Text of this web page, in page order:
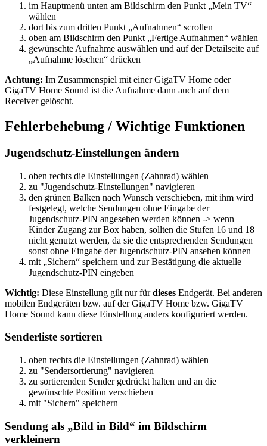
im Hauptmenü unten am Bildschirm den Punkt „Mein TV“
wählen
dort bis zum dritten Punkt „Aufnahmen“ scrollen
oben am Bildschirm den Punkt „Fertige Aufnahmen“ wählen
gewünschte Aufnahme auswählen und auf der Detailseite auf
„Aufnahme löschen“ drücken
Achtung: Im Zusammenspiel mit einer GigaTV Home oder
GigaTV Home Sound ist die Aufnahme dann auch auf dem
Receiver gelöscht.
Fehlerbehebung / Wichtige Funktionen
Jugendschutz-Einstellungen ändern
oben rechts die Einstellungen (Zahnrad) wählen
zu "Jugendschutz-Einstellungen" navigieren
den grünen Balken nach Wunsch verschieben, mit ihm wird
festgelegt, welche Sendungen ohne Eingabe der
Jugendschutz-PIN angesehen werden können -> wenn
Kinder Zugang zur Box haben, sollten die Stufen 16 und 18
nicht genutzt werden, da sie die entsprechenden Sendungen
sonst ohne Eingabe der Jugendschutz-PIN ansehen können
mit „Sichern“ speichern und zur Bestätigung die aktuelle
Jugendschutz-PIN eingeben
Wichtig: Diese Einstellung gilt nur fürdieses Endgerät. Bei anderen
mobilen Endgeräten bzw. auf der GigaTV Home bzw. GigaTV
Home Sound kann diese Einstellung anders konfiguriert werden.
Senderliste sortieren
oben rechts die Einstellungen (Zahnrad) wählen
zu "Sendersortierung" navigieren
zu sortierenden Sender gedrückt halten und an die
gewünschte Position verschieben
mit "Sichern" speichern
Sendung als „Bild in Bild“ im Bildschirm
verkleinern